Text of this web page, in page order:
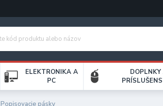
ELEKTRONIKA A
PC
Popisovacie pásky